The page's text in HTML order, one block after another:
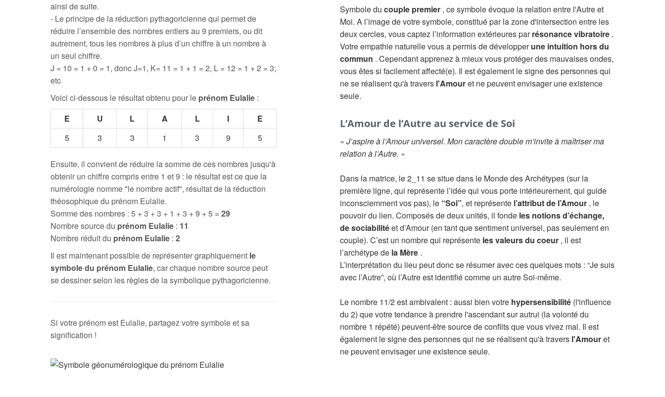
ainsi de suite.
- Le principe de la réduction pythagoricienne qui permet de
réduire l’ensemble des nombres entiers au 9 premiers, ou dit
autrement, tous les nombres à plus d’un chiffre à un nombre à
un seul chiffre.
J = 10 = 1 + 0 = 1, donc J=1, K= 11 = 1 + 1 = 2, L = 12 = 1 + 2 = 3;
etc
Voici ci-dessous le résultat obtenu pour le prénom Eulalie :
E
U L A L I
E
5
3 3 1 3 9 5
Ensuite, il convient de réduire la somme de ces nombres jusqu'à
obtenir un chiffre compris entre 1 et 9 : le résultat est ce que la
numérologie nomme "le nombre actif", résultat de la réduction
théosophique du prénom Eulalie.
Somme des nombres : 5 + 3 + 3 + 1 + 3 + 9 + 5 =29
Nombre source du prénom Eulalie : 11
Nombre réduit du prénom Eulalie : 2
Il est maintenant possible de représenter graphiquement le
symbole du prénom Eulalie, car chaque nombre source peut
se dessiner selon les règles de la symbolique pythagoricienne.
Si votre prénom est Eulalie, partagez votre symbole et sa
signification !
Symbole du couple premier , ce symbole évoque la relation entre l'Autre et
Moi. A l’image de votre symbole, constitué par la zone d'intersection entre les
deux cercles, vous captez l’information extérieures parrésonance vibratoire .
Votre empathie naturelle vous a permis de développerune intuition hors du
commun . Cependant apprenez à mieux vous protéger des mauvaises ondes,
vous êtes si facilement affecté(e). Il est également le signe des personnes qui
ne se réalisent qu'à travers l'Amouret ne peuvent envisager une existence
seule.
L’Amour de l’Autre au service de Soi
« J’aspire à l’Amour universel. Mon caractère double m’invite à maîtriser ma
relation à l’Autre. »
Dans la matrice, le 2_11 se situe dans le Monde des Archétypes (sur la
première ligne, qui représente l’idée qui vous porte intérieurement, qui guide
inconsciemment vos pas), le “Soi”, et représente l’attribut de l’Amour , le
pouvoir du lien. Composés de deux unités, il fonde les notions d’échange,
de sociabilitéet d’Amour (en tant que sentiment universel, pas seulement en
couple). C’est un nombre qui représente les valeurs du coeur , il est
l’archétype de la Mère .
L’interprétation du lieu peut donc se résumer avec ces quelques mots : “Je suis
avec l’Autre”, où l’Autre est identifié comme un autre Soi-même.
Le nombre 11/2 est ambivalent : aussi bien votre hypersensibilité (l'influence
du 2) que votre tendance à prendre l'ascendant sur autrui (la volonté du
nombre 1 répété) peuvent-être source de conflits que vous vivez mal. Il est
également le signe des personnes qui ne se réalisent qu'à travers l'Amouret
ne peuvent envisager une existence seule.